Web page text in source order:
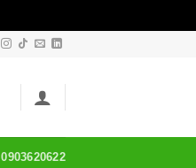
0903620622